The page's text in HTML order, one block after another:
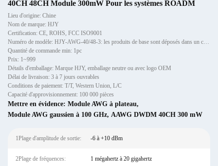
40CH 48CH Module 300mW Pour les systèmes ROADM
Lieu d'origine: Chine
Nom de marque: HJY
Certification: CE, ROHS, FCC ISO9001
Numéro de modèle: HJY-AWG-40/48-3: les produits de base sont déposés dans un centre commercial.
Quantité de commande min: 1pc
Prix: 1~999
Détails d'emballage: Marque HJY, emballage neutre ou avec logo OEM
Délai de livraison: 3 à 7 jours ouvrables
Conditions de paiement: T/T, Western Union, L/C
Capacité d'approvisionnement: 100 000 pièces
Mettre en évidence: Module AWG à plateau,
Module AWG gaussien à 100 GHz, AAWG DWDM 40CH 300 mW
1Plage d'amplitude de sortie: -6 à +10 dBm
2Plage de fréquences: 1 mégahertz à 20 gigahertz